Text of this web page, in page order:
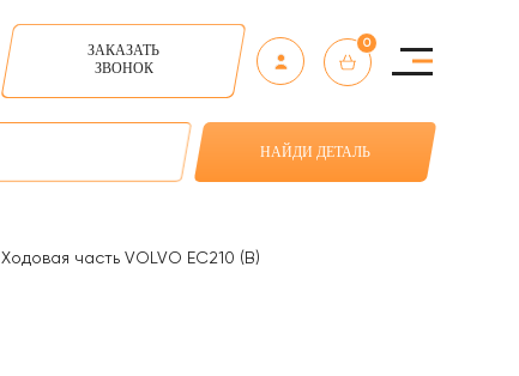
ЗАКАЗАТЬ
ЗВОНОК
0
НАЙДИ ДЕТАЛЬ
Ходовая часть VOLVO EC210 (B)